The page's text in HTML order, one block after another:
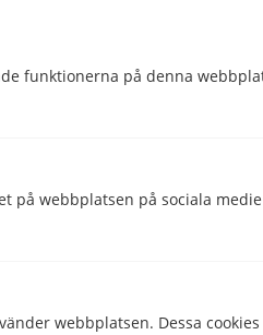
funktionerna på denna
på webbplatsen på sociala
webbplatsen. Dessa
Nej